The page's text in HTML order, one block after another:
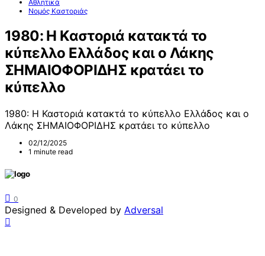
Αθλητικά
Νομός Καστοριάς
1980: Η Καστοριά κατακτά το
κύπελλο Ελλάδος και ο Λάκης
ΣΗΜΑΙΟΦΟΡΙΔΗΣ κρατάει το
κύπελλο
1980: Η Καστοριά κατακτά το κύπελλο Ελλάδος και ο
Λάκης ΣΗΜΑΙΟΦΟΡΙΔΗΣ κρατάει το κύπελλο
02/12/2025
1 minute read
0
Designed & Developed by Adversal